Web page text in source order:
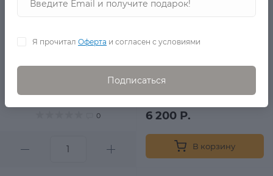
0
в наличии
9 950 Р.
6 200 Р.
В корзину
Я прочитал Оферта и согласен с условиями
Подписаться